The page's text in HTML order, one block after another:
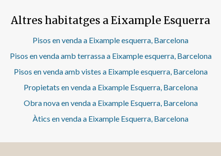
trobem un ampli saló-menjador en una sola peça amb
cuina amb zona d’aigües independent i un quart vestidor. A
bany i vestidor, dos dels quals són exteriors; un amb
sortida a una terrassa d’uns 4 m² i l’altre, el principal, amb
Altres habitatges a Eixample Esquerra
Pisos en venda a Eixample esquerra, Barcelona
Pisos en venda amb terrassa a Eixample esquerra, Barcelona
Pisos en venda amb vistes a Eixample esquerra, Barcelona
Propietats en venda a Eixample Esquerra, Barcelona
Obra nova en venda a Eixample Esquerra, Barcelona
Àtics en venda a Eixample Esquerra, Barcelona